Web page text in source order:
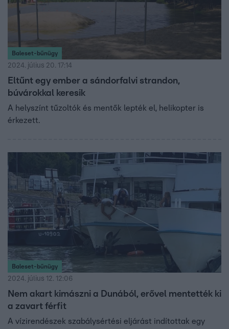
Baleset-bűnügy
2024. július 20. 17:14
Eltűnt egy ember a sándorfalvi strandon,
búvárokkal keresik
A helyszínt tűzoltók és mentők lepték el, helikopter is
érkezett.
Baleset-bűnügy
2024. július 12. 12:06
Nem akart kimászni a Dunából, erővel mentették ki
a zavart férfit
A vízirendészek szabálysértési eljárást indítottak egy